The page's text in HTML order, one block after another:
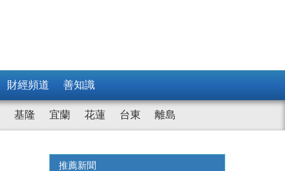
財經頻道 善知識
基隆 宜蘭 花蓮 台東 離島
推薦新聞